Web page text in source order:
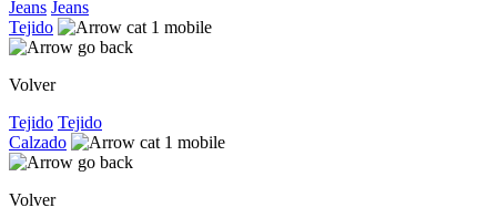
Jeans Jeans
Tejido
Volver
Tejido Tejido
Calzado
Volver